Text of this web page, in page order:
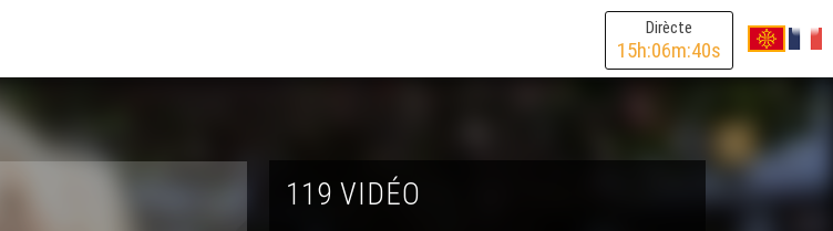
Dirècte
15h:06m:40s
119 VIDÉOEn formacion !